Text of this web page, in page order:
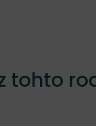
tohto